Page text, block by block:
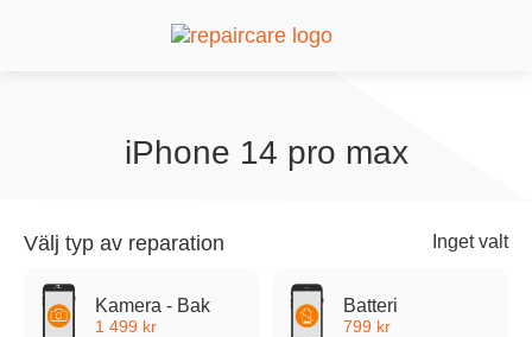
iPhone 14 pro max
Välj typ av reparation Inget valt
Kamera - Bak
1 499 kr
Batteri
799 kr